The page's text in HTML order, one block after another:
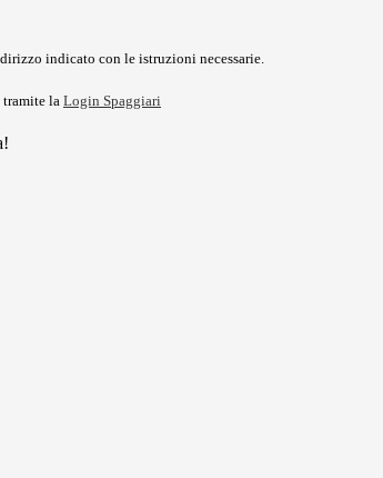
indicato con le istruzioni necessarie.
tramite la Login Spaggiari